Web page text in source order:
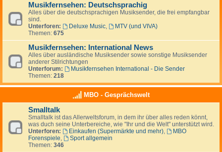
Musikfernsehen: Deutschsprachig
Alles über die deutschsprachigen Musiksender, die frei empfangbar
sind.
Unterforen:
Deluxe Music,
MTV (und VIVA)
Themen: 675
Musikfernsehen: International News
Alles über ausländische Musiksender sowie sonstige Musiksender
anderer Stilrichtungen
Unterforum:
Musikfernsehen International - Die Sender
Themen: 218
MBO - Gesprächswelt
Smalltalk
Smalltalk ist das Allerweltsforum, in dem ihr über alles reden könnt,
was duch seine Unterbereiche, wie "Ihr und die Welt" unterstützt wird.
Unterforen:
Einkaufen (Supermärkte und mehr),
MBO
Forenspiele
Sport allgemein
Themen: 346